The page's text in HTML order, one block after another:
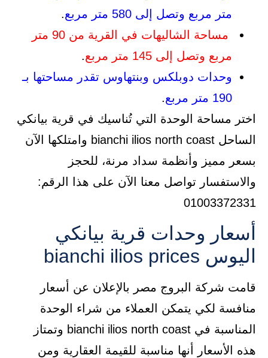
متر مربع وتصل إلى 580 متر مربع
.
مساحة الشاليهات في القرية من 90 متر
مربع وتصل إلى 145 متر مربع
.
وحدات دوبلكس وبنتهاوس تقدر مساحتها بـ
190 متر مربع
.
اختر مساحة الوحدة التي تُناسيك في قرية بيانكي
الساحل bianchi ilios north coast وامتلكها الآن
بسعر مميز وأنظمة سداد مرنة، للحجز
والاستفسار تواصل معنا الآن على هذا الرقم:
01003372331
أسعار وحدات قرية بيانكي
اليوس bianchi ilios prices
قامت شركة البروج مصر بالإعلان عن أسعار
منافسة لكي يتمكن العملاء من شراء الوحدة
المناسبة في bianchi ilios north coast وتمتاز
هذه الأسعار أنها مناسبة للقيمة العقارية ومن